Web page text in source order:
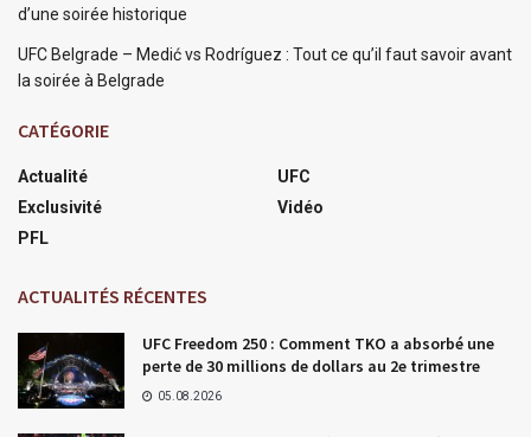
d’une soirée historique
UFC Belgrade – Medić vs Rodríguez : Tout ce qu’il faut savoir avant
la soirée à Belgrade
CATÉGORIE
Actualité
Exclusivité
PFL
UFC
Vidéo
ACTUALITÉS RÉCENTES
UFC Freedom 250 : Comment TKO a absorbé une
perte de 30 millions de dollars au 2e trimestre
05.08.2026